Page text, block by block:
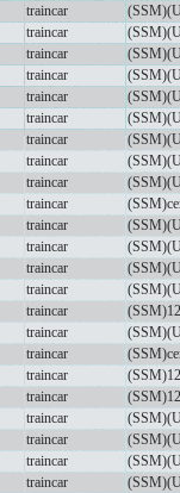
traincar
traincar
traincar
traincar
traincar
traincar
traincar
traincar
traincar
traincar
traincar
traincar
traincar
traincar
traincar
traincar
traincar
traincar
traincar
traincar
traincar
traincar
traincar